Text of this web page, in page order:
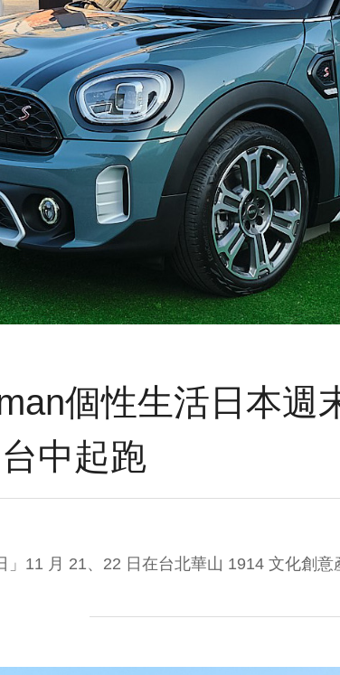
個性生活日本週
中起跑
」11 月 21、22 日在台北華山 1914 文化創意